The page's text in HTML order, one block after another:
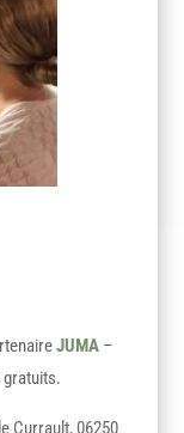
JUMA –
gratuits.
Currault, 06250